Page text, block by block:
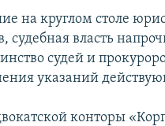
на круглом столе
судебная власть
судей и
указаний
конторы